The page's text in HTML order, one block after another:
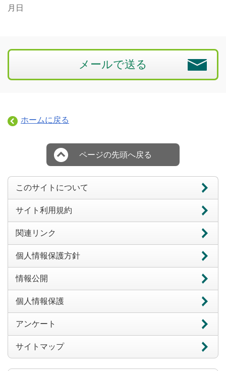
月日
メールで送る
ホームに戻る
ページの先頭へ戻る
このサイトについて
サイト利用規約
関連リンク
個人情報保護方針
情報公開
個人情報保護
アンケート
サイトマップ